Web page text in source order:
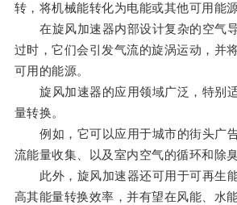
转，将机械能转化为电能或其他可用能源
在旋风加速器内部设计复杂的空气
过时，它们会引发气流的旋涡运动，并
可用的能源。
旋风加速器的应用领域广泛，特别
量转换。
例如，它可以应用于城市的街头广
流能量收集、以及室内空气的循环和除臭
此外，旋风加速器还可用于可再生
高其能量转换效率，并有望在风能、水